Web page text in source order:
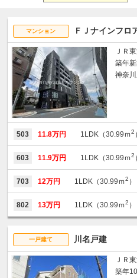
マンション ＦＪナインフロ
ＪＲ
築年
神奈
503 11.8万円 1LDK（30.99ｍ2
603 11.9万円 1LDK（30.99ｍ2
703 12万円 1LDK（30.99ｍ2 ）
802 13万円 1LDK（30.99ｍ2 ）
一戸建て 川名戸建
ＪＲ
築年